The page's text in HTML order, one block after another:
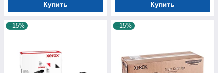
Купить Купить
–15% –15%